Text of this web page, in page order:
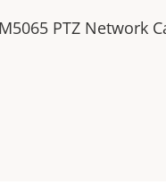
PTZ Network